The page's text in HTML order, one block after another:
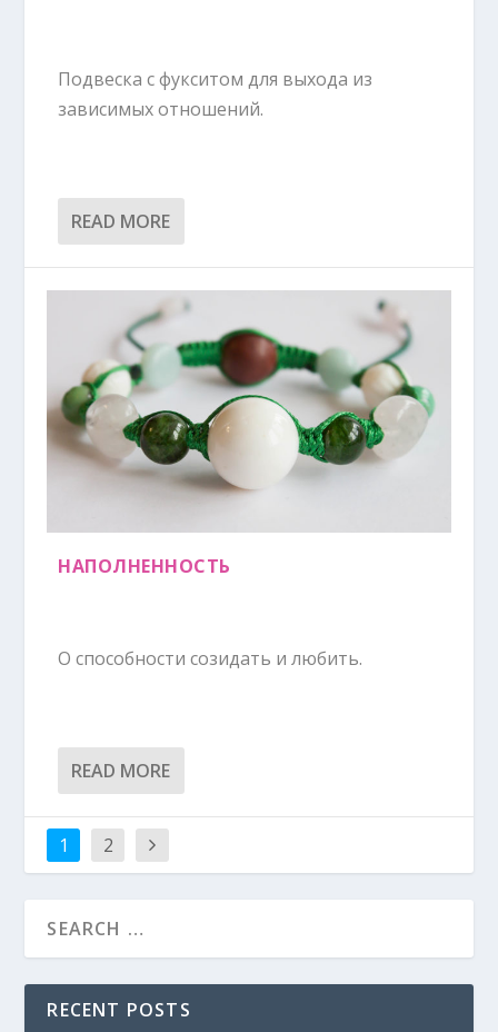
Подвеска с фукситом для выхода из
зависимых отношений.
READ MORE
НАПОЛНЕННОСТЬ
О способности созидать и любить.
READ MORE
1 2
RECENT POSTS